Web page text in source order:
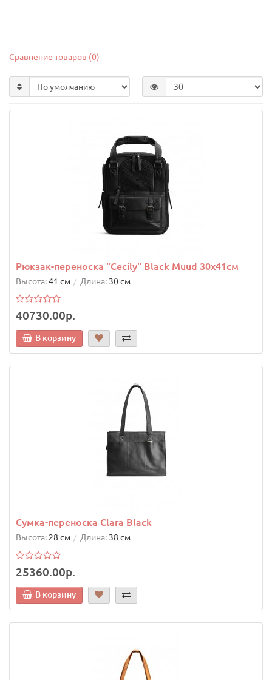
Сравнение товаров (0)
Рюкзак-переноска "Cecily" Black Muud 30x41см
Высота:41 см Длина: 30 см
40730.00р.
В корзину
Сумка-переноска Clara Black
Высота: 28 см Длина: 38 см
25360.00р.
В корзину